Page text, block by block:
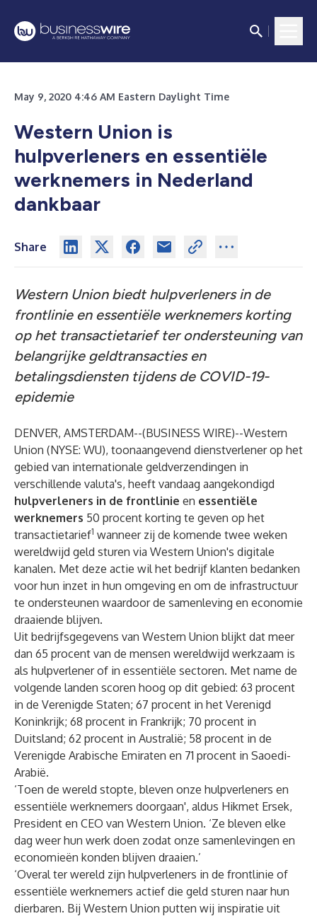
May 9, 2020 4:46 AM Eastern Daylight Time
Western Union is
hulpverleners en essentiële
werknemers in Nederland
dankbaar
Share
Western Union biedt hulpverleners in de
frontlinie en essentiële werknemers korting
op het transactietarief ter ondersteuning van
belangrijke geldtransacties en
betalingsdiensten tijdens de COVID-19-
epidemie
DENVER, AMSTERDAM--(BUSINESS WIRE)--Western
Union (NYSE: WU), toonaangevend dienstverlener op het
gebied van internationale geldverzendingen in
verschillende valuta's, heeft vandaag aangekondigd
hulpverleners in de frontlinie en essentiële
werknemers 50 procent korting te geven op het
transactietarief1 wanneer zij de komende twee weken
wereldwijd geld sturen via Western Union's digitale
kanalen. Met deze actie wil het bedrijf klanten bedanken
voor hun inzet in hun omgeving en om de infrastructuur
te ondersteunen waardoor de samenleving en economie
draaiende blijven.
Uit bedrijfsgegevens van Western Union blijkt dat meer
dan 65 procent van de mensen wereldwijd werkzaam is
als hulpverlener of in essentiële sectoren. Met name de
volgende landen scoren hoog op dit gebied: 63 procent
in de Verenigde Staten; 67 procent in het Verenigd
Koninkrijk; 68 procent in Frankrijk; 70 procent in
Duitsland; 62 procent in Australië; 58 procent in de
Verenigde Arabische Emiraten en 71 procent in Saoedi-
Arabië.
‘Toen de wereld stopte, bleven onze hulpverleners en
essentiële werknemers doorgaan', aldus Hikmet Ersek,
President en CEO van Western Union. ‘Ze bleven elke
dag weer hun werk doen zodat onze samenlevingen en
economieën konden blijven draaien.’
‘Overal ter wereld zijn hulpverleners in de frontlinie of
essentiële werknemers actief die geld sturen naar hun
dierbaren. Bij Western Union putten wij inspiratie uit